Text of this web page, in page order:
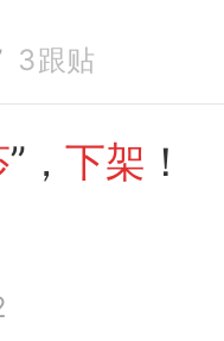
3跟贴
”，下架 ！